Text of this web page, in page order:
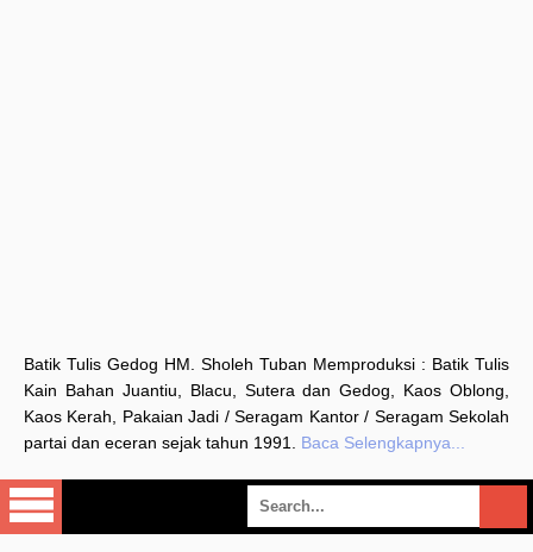
Batik Tulis Gedog HM. Sholeh Tuban Memproduksi : Batik Tulis
Kain Bahan Juantiu, Blacu, Sutera dan Gedog, Kaos Oblong,
Kaos Kerah, Pakaian Jadi / Seragam Kantor / Seragam Sekolah
partai dan eceran sejak tahun 1991. Baca Selengkapnya...